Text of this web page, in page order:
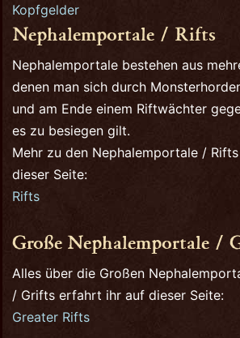
Kopfgelder
Nephalemportale / Rifts
Nephalemportale bestehen aus
denen man sich durch
und am Ende einem Riftwächter
es zu besiegen gilt.
Mehr zu den Nephalemportale /
dieser Seite:
Rifts
Große Nephalemportale /
Alles über die Großen
/ Grifts erfahrt ihr auf dieser Seite:
Greater Rifts